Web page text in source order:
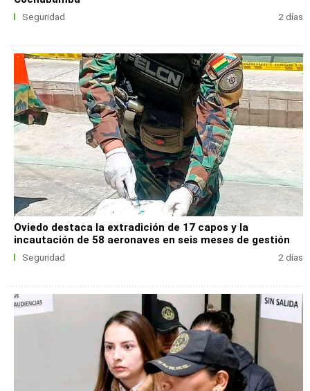
Seguridad 2 días
Oviedo destaca la extradición de 17 capos y la
incautación de 58 aeronaves en seis meses de gestión
Seguridad 2 días